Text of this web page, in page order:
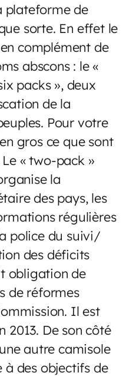
plateforme de
sorte. En effet le
complément de
abscons : le «
packs », deux
de la
Pour votre
gros ce que sont
« two-pack »
la
des pays, les
régulières
police du suivi/
des déficits
obligation de
de réformes
Il est
2013. De son côté
autre camisole
des objectifs de